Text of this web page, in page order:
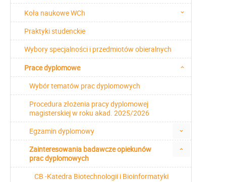
Koła naukowe WCh
Praktyki studenckie
Wybory specjalności i przedmiotów obieralnych
Prace dyplomowe
Wybór tematów prac dyplomowych
Procedura złożenia pracy dyplomowej
magisterskiej w roku akad. 2025/2026
Egzamin dyplomowy
Zainteresowania badawcze opiekunów
prac dyplomowych
CB -Katedra Biotechnologii i Bioinformatyki